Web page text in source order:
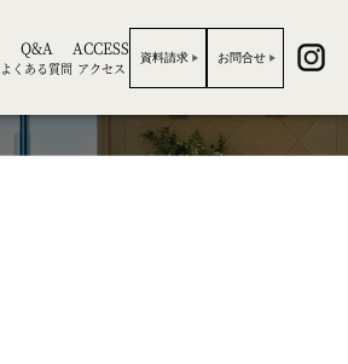
Q&A
よくある質問
ACCESS
アクセス
資料請求 お問合せ